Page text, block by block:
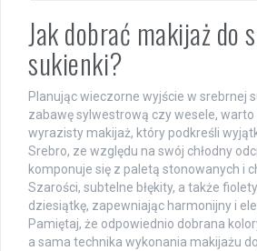
Jak dobrać makijaż do
sukienki?
Planując wieczorne wyjście w srebrnej
zabawę sylwestrową czy wesele,
wyrazisty makijaż, który podkreśli
Srebro, ze względu na swój chłodny
komponuje się z paletą stonowanych i
Szarości, subtelne błękity, a także
dziesiątkę, zapewniając harmonijny i
Pamiętaj, że odpowiednio dobrana
a sama technika wykonania makijażu